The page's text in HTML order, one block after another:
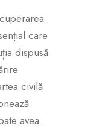
care
dispusă
civilă
avea